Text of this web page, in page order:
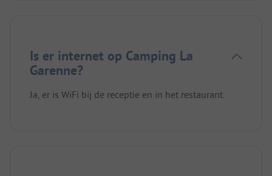
Is er internet op Camping La
Garenne?
Ja, er is WiFi bij de receptie en in het restaurant.